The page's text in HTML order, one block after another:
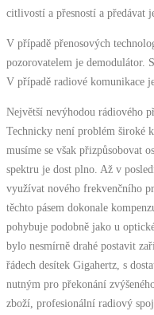
citlivostí a přesností a předávat
V případě přenosových
pozorovatelem je demodulátor.
V případě radiové komunikace
Největší nevýhodou rádiového
Technicky není problém široké
musíme se však přizpůsobovat
spektru je dost plno. Až v
využívat nového frekvenčního
těchto pásem dokonale
pohybuje podobně jako u
bylo nesmírně drahé postavit
řádech desítek Gigahertz, s
nutným pro překonání
zboží, profesionální radiový